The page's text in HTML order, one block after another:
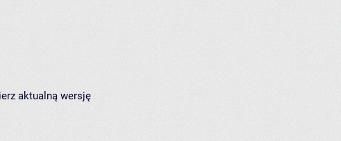
aktualną wersję